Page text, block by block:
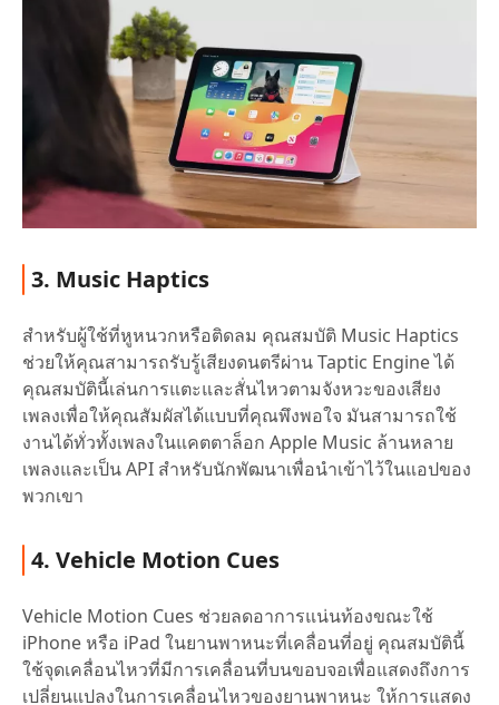
3. Music Haptics
สำหรับผู้ใช้ที่หูหนวกหรือติดลม คุณสมบัติ Music Haptics
ช่วยให้คุณสามารถรับรู้เสียงดนตรีผ่าน Taptic Engine ได้
คุณสมบัตินี้เล่นการแตะและสั่นไหวตามจังหวะของเสียง
เพลงเพื่อให้คุณสัมผัสได้แบบที่คุณพึงพอใจ มันสามารถใช้
งานได้ทั่วทั้งเพลงในแคตตาล็อก Apple Music ล้านหลาย
เพลงและเป็น API สำหรับนักพัฒนาเพื่อนำเข้าไว้ในแอปของ
พวกเขา
4. Vehicle Motion Cues
Vehicle Motion Cues ช่วยลดอาการแน่นท้องขณะใช้
iPhone หรือ iPad ในยานพาหนะที่เคลื่อนที่อยู่ คุณสมบัตินี้
ใช้จุดเคลื่อนไหวที่มีการเคลื่อนที่บนขอบจอเพื่อแสดงถึงการ
เปลี่ยนแปลงในการเคลื่อนไหวของยานพาหนะ ให้การแสดง